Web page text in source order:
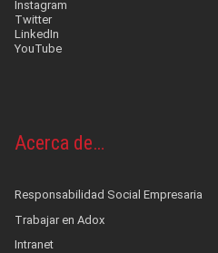
Instagram
Twitter
LinkedIn
YouTube
Acerca de…
Responsabilidad Social Empresaria
Trabajar en Adox
Intranet